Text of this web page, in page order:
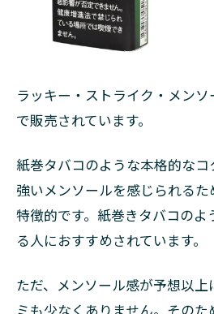
ラッキー・ストライク・メン
で販売されています。
紙巻タバコのような本格的なコ
強いメンソールを感じられる
特徴的です。紙巻きタバコの
る人におすすめされています。
ただ、メンソール感が予想以
ミも少なくありません。その